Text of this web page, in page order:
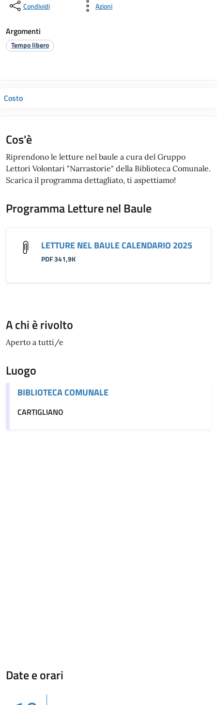
Condividi Azioni
Argomenti
Tempo libero
Costo
Cos'è
Riprendono le letture nel baule a cura del Gruppo
Lettori Volontari "Narrastorie" della Biblioteca Comunale.
Scarica il programma dettagliato, ti aspettiamo!
Programma Letture nel Baule
LETTURE NEL BAULE CALENDARIO 2025
PDF 341,9K
A chi è rivolto
Aperto a tutti/e
Luogo
BIBLIOTECA COMUNALE
CARTIGLIANO
Date e orari